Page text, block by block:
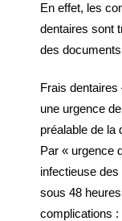
En effet, les
dentaires sont
des
Frais
une urgence
préalable de la
Par « urgence
infectieuse des
sous 48
complications :